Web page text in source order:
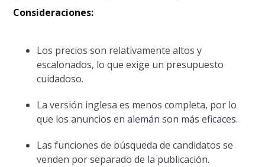
Consideraciones:
Los precios son relativamente altos y
escalonados, lo que exige un presupuesto
cuidadoso.
La versión inglesa es menos completa, por lo
que los anuncios en alemán son más eficaces.
Las funciones de búsqueda de candidatos se
venden por separado de la publicación.